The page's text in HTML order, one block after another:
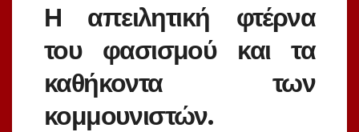
Η απειλητική φτέρνα
του φασισμού και τα
καθήκοντα των
κομμουνιστών.